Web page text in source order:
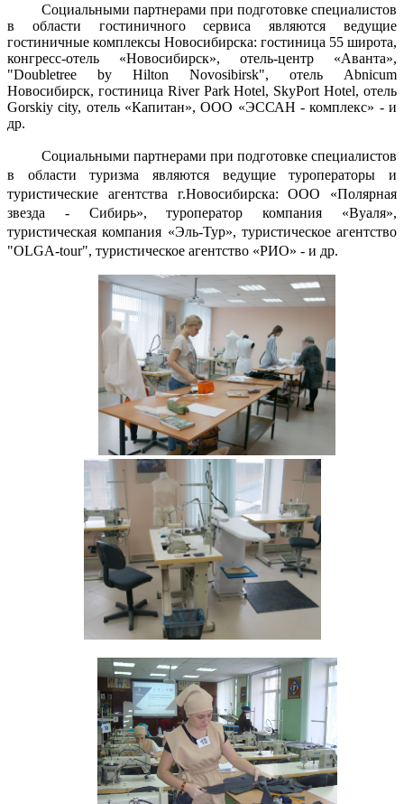
Социальными партнерами при подготовке специалистов
в области гостиничного сервиса являются ведущие
гостиничные комплексы Новосибирска: гостиница 55 широта,
конгресс-отель «Новосибирск», отель-центр «Аванта»,
"Doubletree by Hilton Novosibirsk", отель Abnicum
Новосибирск, гостиница River Park Hotel, SkyPort Hotel, отель
Gorskiy city, отель «Капитан», ООО «ЭССАН - комплекс» - и
др.
Социальными партнерами при подготовке специалистов
в области туризма являются ведущие туроператоры и
туристические агентства г.Новосибирска:ООО «Полярная
звезда - Сибирь», туроператор компания «Вуаля»,
туристическая компания «Эль-Тур», туристическое агентство
"OLGA-tour", туристическое агентство «РИО» - и др.